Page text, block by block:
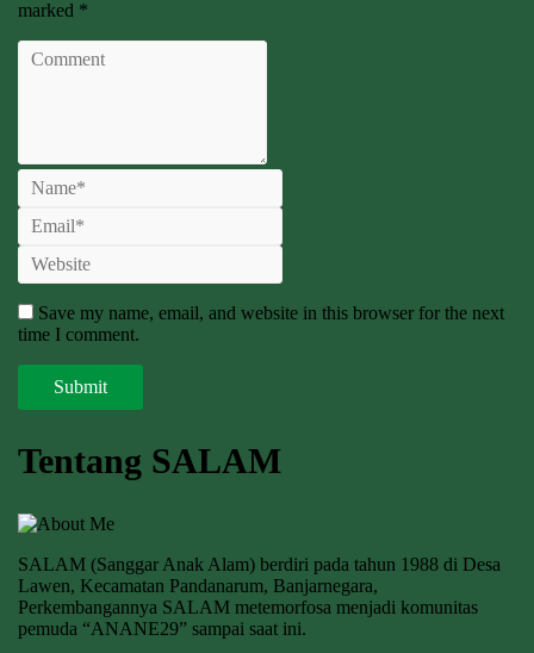
marked *
Save my name, email, and website in this browser for the next
time I comment.
Tentang SALAM
SALAM (Sanggar Anak Alam) berdiri pada tahun 1988 di Desa
Lawen, Kecamatan Pandanarum, Banjarnegara,
Perkembangannya SALAM metemorfosa menjadi komunitas
pemuda “ANANE29” sampai saat ini.